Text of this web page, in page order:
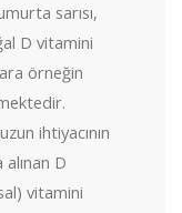
sarısı,
D vitamini
örneğin
ihtiyacının
alınan D
vitamini